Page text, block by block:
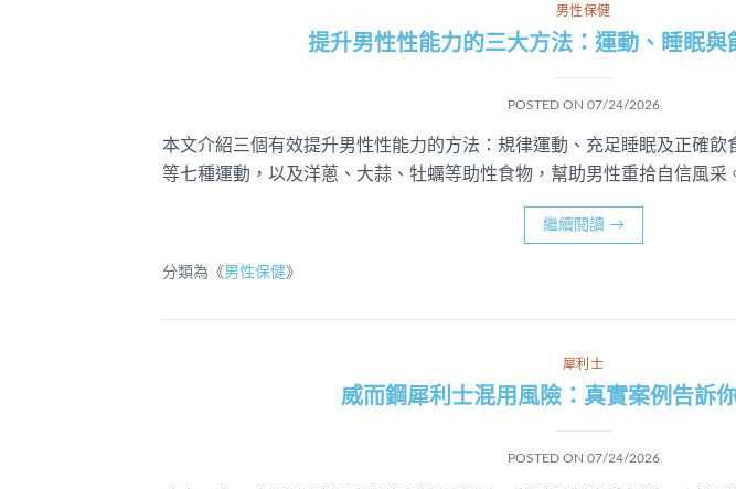
男性保健
提升男性性能力的三大方法：運動、睡眠與
POSTED ON 07/24/2026
本文介紹三個有效提升男性性能力的方法：規律運動、充足睡眠及正確飲
等七種運動，以及洋蔥、大蒜、牡蠣等助性食物，幫助男性重拾自信風采
繼續閱讀 →
分類為《男性保健》
犀利士
威而鋼犀利士混用風險：真實案例告訴
POSTED ON 07/24/2026